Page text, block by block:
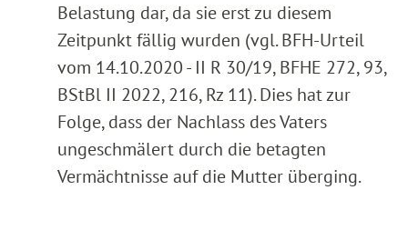
Belastung dar, da sie erst zu diesem
Zeitpunkt fällig wurden (vgl. BFH-Urteil
vom 14.10.2020 - II R 30/19, BFHE 272, 93,
BStBl II 2022, 216, Rz 11). Dies hat zur
Folge, dass der Nachlass des Vaters
ungeschmälert durch die betagten
Vermächtnisse auf die Mutter überging.